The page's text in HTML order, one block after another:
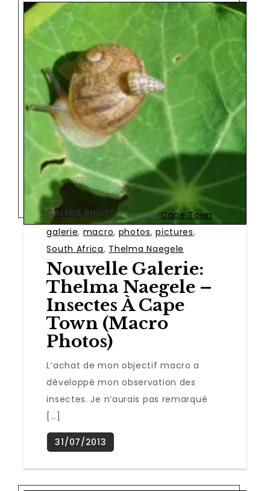
GALERIE PHOTO TaggedCape Town,
galerie, macro, photos,pictures,
South Africa, Thelma Naegele
Nouvelle Galerie:
Thelma Naegele –
Insectes À Cape
Town (Macro
Photos)
L’achat de mon objectif macro a
développé mon observation des
insectes. Je n’aurais pas remarqué
[…]